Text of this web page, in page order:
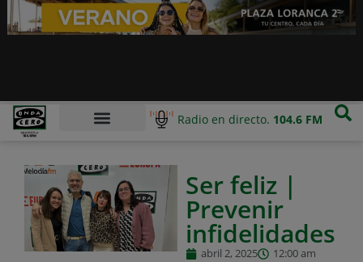
Radio en directo. 104.6 FM
Ser feliz |
Prevenir
infidelidades
abril 2, 2025 12:00 am